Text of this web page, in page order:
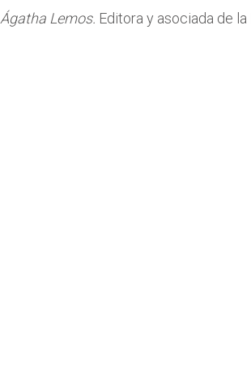
Ágatha Lemos. Editora y asociada de la